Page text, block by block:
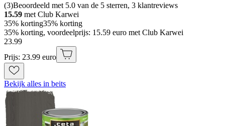
(3)Beoordeeld met 5.0 van de 5 sterren, 3 klantreviews
15.59 met Club Karwei
35% korting35% korting
35% korting, voordeelprijs: 15.59 euro met Club Karwei
23.99
Prijs: 23.99 euro
Bekijk alles in beits